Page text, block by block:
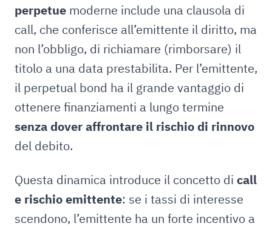
perpetue moderne include una clausola di
call, che conferisce all’emittente il diritto, ma
non l’obbligo, di richiamare (rimborsare) il
titolo a una data prestabilita. Per l’emittente,
il perpetual bond ha il grande vantaggio di
ottenere finanziamenti a lungo termine
senza dover affrontare il rischio di rinnovo
del debito.
Questa dinamica introduce il concetto di call
e rischio emittente: se i tassi di interesse
scendono, l’emittente ha un forte incentivo a